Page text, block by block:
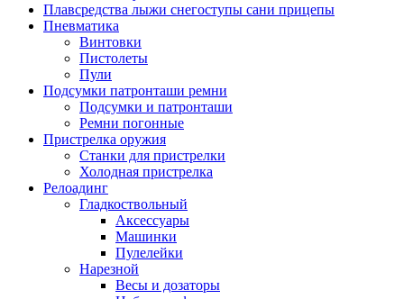
Плавсредства лыжи снегоступы сани прицепы
Пневматика
Винтовки
Пистолеты
Пули
Подсумки патронташи ремни
Подсумки и патронташи
Ремни погонные
Пристрелка оружия
Станки для пристрелки
Холодная пристрелка
Релоадинг
Гладкоствольный
Аксессуары
Машинки
Пулелейки
Нарезной
Весы и дозаторы